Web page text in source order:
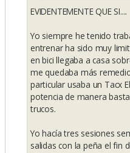
EVIDENTEMENTE QUE SI....
Yo siempre he tenido
entrenar ha sido muy
en bici llegaba a casa
me quedaba más
particular usaba un Tacx
potencia de manera
trucos.
Yo hacía tres sesiones
salidas con la peña el fin